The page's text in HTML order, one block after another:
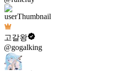
고갈왕
@gogalking